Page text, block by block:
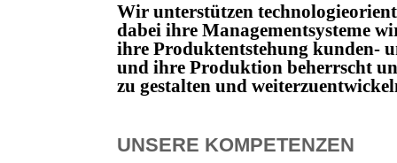
Wir unterstützen
dabei ihre Managementsysteme
ihre Produktentstehung kunden-
und ihre Produktion beherrscht
zu gestalten und
UNSERE KOMPETENZEN